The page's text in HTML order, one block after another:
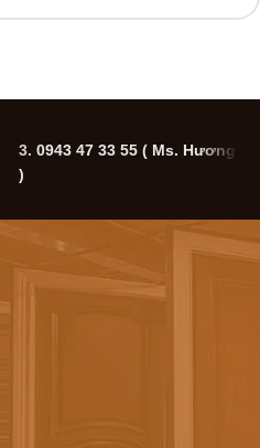
3. 0943 47 33 55 ( Ms. Hương
)